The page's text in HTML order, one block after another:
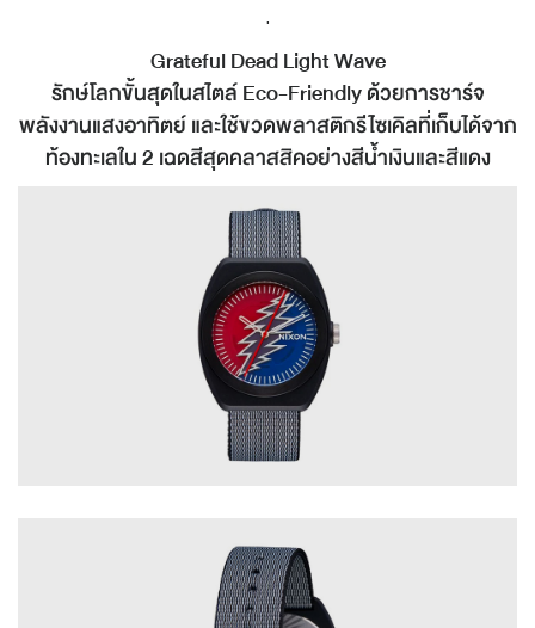
.
Grateful Dead Light Wave
รักษ์โลกขั้นสุดในสไตล์ Eco-Friendly ด้วยการชาร์จ
พลังงานแสงอาทิตย์ และใช้ขวดพลาสติกรีไซเคิลที่เก็บได้จาก
ท้องทะเลใน 2 เฉดสีสุดคลาสสิคอย่างสีน้ำเงินและสีแดง